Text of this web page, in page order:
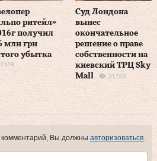
ритейл»
получил
млн грн
убытка
Суд Лондона
вынес
окончательное
решение о праве
собственности на
киевский ТРЦ Sky
Mall
31703
комментарий, Вы должны авторизоваться.